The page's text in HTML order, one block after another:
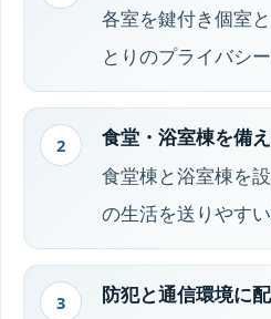
各室を鍵付き個室
とりのプライバシー
2
食堂・浴室棟を備
食堂棟と浴室棟を
の生活を送りやすい
3
防犯と通信環境に